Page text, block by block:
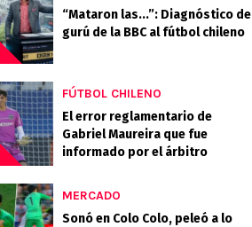
“Mataron las...”: Diagnóstico de
gurú de la BBC al fútbol chileno
FÚTBOL CHILENO
El error reglamentario de
Gabriel Maureira que fue
informado por el árbitro
MERCADO
Sonó en Colo Colo, peleó a lo